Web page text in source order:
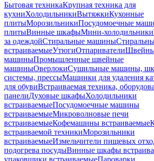
Бытовая техникаКрупная техника для
кухниХолодильникиВытяжкиКухонные
плитыМорозильникиПосудомоечные
плитыВинные шкафыМини-холодильники
за одеждойСтиральные машины
встраиваемыеУтюгиОтпариватели
машиныПромышленные швейные
машиныОверлокиСушильные машины,
системы, прессыМашинки для удаления
для обувиВстраиваемая техника,
панелиДуховые шкафыХолодильники
встраиваемыеПосудомоечные машины
встраиваемыеМикроволновые печи
встраиваемыеКофемашины встраиваемые
встраиваемой техникиМорозильники
встраиваемыеИзмельчители пищевых
подогрева посудыВинные шкафы
упаковщики встраиваемыеПароварки